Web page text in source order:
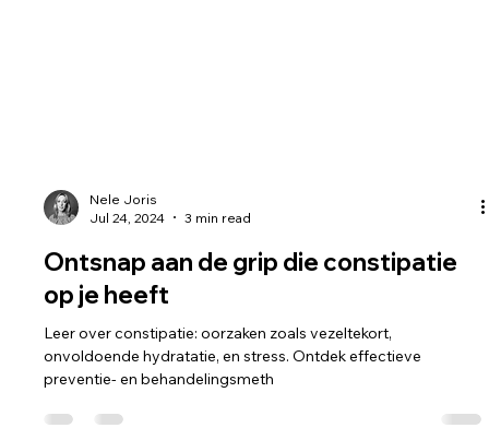
Nele Joris
Jul 24, 2024
Ontsnap aan de grip die constipatie
op je heeft
Leer over constipatie: oorzaken zoals vezeltekort,